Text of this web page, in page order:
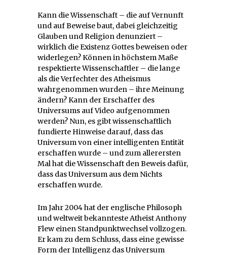
Kann die Wissenschaft – die auf Vernunft
und auf Beweise baut, dabei gleichzeitig
Glauben und Religion denunziert –
wirklich die Existenz Gottes beweisen oder
widerlegen? Können in höchstem Maße
respektierte Wissenschaftler – die lange
als die Verfechter des Atheismus
wahrgenommen wurden – ihre Meinung
ändern? Kann der Erschaffer des
Universums auf Video aufgenommen
werden? Nun, es gibt wissenschaftlich
fundierte Hinweise darauf, dass das
Universum von einer intelligenten Entität
erschaffen wurde – und zum allerersten
Mal hat die Wissenschaft den Beweis dafür,
dass das Universum aus dem Nichts
erschaffen wurde.
Im Jahr 2004 hat der englische Philosoph
und weltweit bekannteste Atheist Anthony
Flew einen Standpunktwechsel vollzogen.
Er kam zu dem Schluss, dass eine gewisse
Form der Intelligenz das Universum